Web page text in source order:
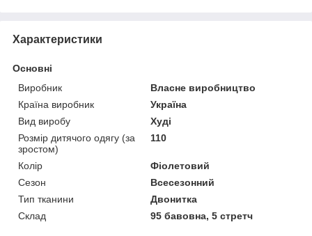
Характеристики
Основні
Виробник
Власне виробництво
Країна виробник
Україна
Вид виробу
Худі
Розмір дитячого одягу (за
зростом)
110
Колір
Фіолетовий
Сезон
Всесезонний
Тип тканини
Двонитка
Склад
95 бавовна, 5 стретч